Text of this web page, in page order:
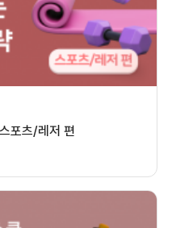
포츠/레저 편